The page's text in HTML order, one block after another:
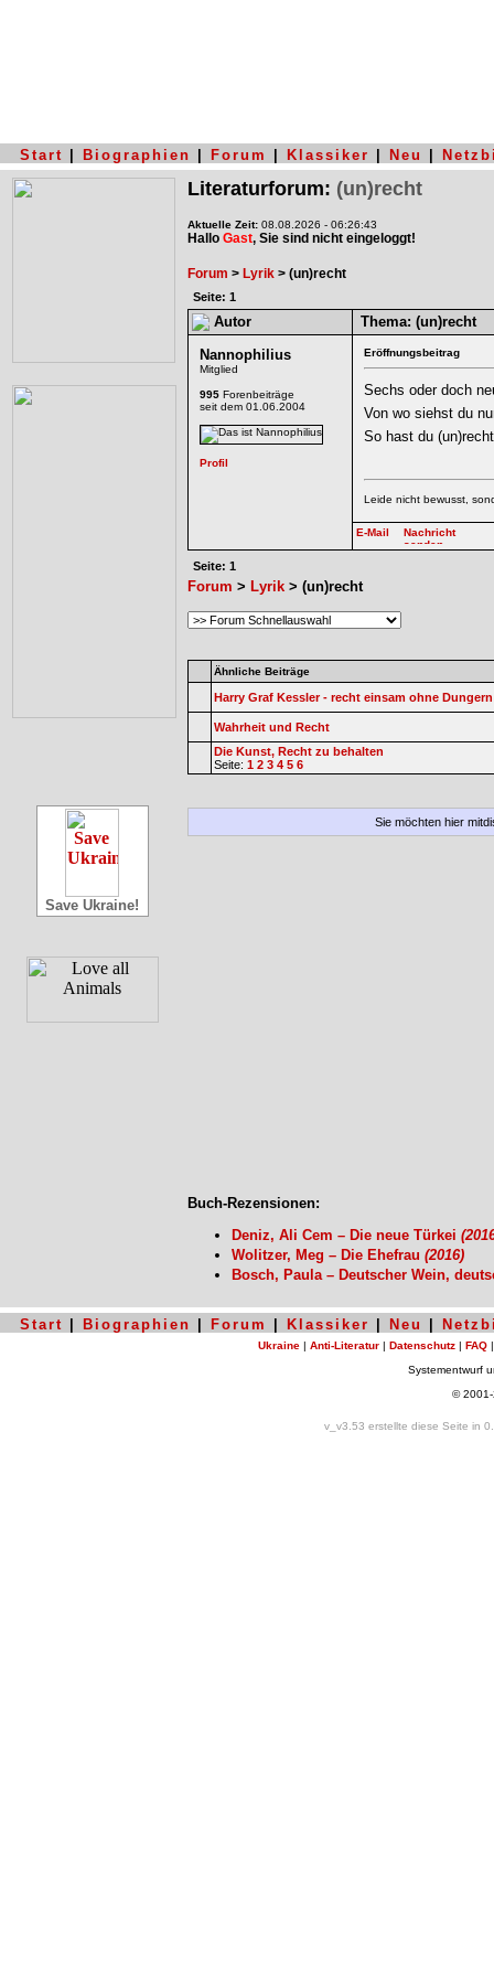
Start Biographien Forum Klassiker Neu
Save Ukraine!
Literaturforum: (un)recht
Aktuelle Zeit: 08.08.2026 - 06:26:43
Hallo Gast, Sie sind nicht eingeloggt!
Forum > Lyrik > (un)recht
Seite: 1
Autor Thema: (un)recht
Nannophilius
Mitglied
995 Forenbeiträge
seit dem 01.06.2004
Eröffnungsbeitrag
Sechs oder doch
Von wo siehst du
So hast du
Leide nicht bewusst,
Seite: 1
Forum > Lyrik > (un)recht
Ähnliche Beiträge
Harry Graf Kessler - recht einsam ohne Dungern
Wahrheit und Recht
Die Kunst, Recht zu behalten
Seite: 1 2 3 4 5 6
Sie möchten hier
Buch-Rezensionen:
Deniz, Ali Cem – Die neue Türkei
Wolitzer, Meg – Die Ehefrau (2016)
Bosch, Paula – Deutscher Wein,
Start Biographien Forum Klassiker Neu
Ukraine | Anti-Literatur | Datenschutz | FAQ
Systementwurf
©
v_v3.53 erstellte diese Seite in